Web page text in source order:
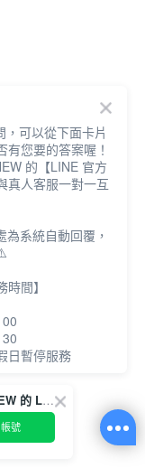
歡迎訂閱 LA NEW 的 LINE 官方帳號
號
，可以從下面卡片
有您要的答案喔！
的【LINE 官方
真人客服一對一互
系統自動回覆，
時間】
日暫停服務